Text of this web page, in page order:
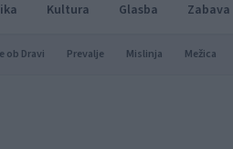
Kultura Glasba Zabava
ob Dravi Prevalje Mislinja Mežica